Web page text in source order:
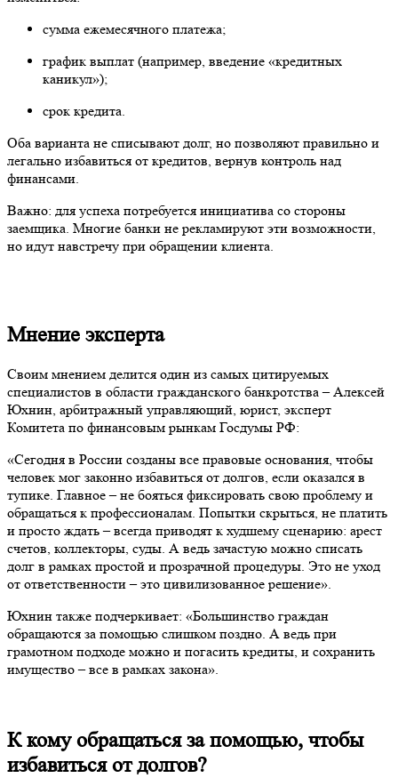
сумма ежемесячного платежа;
график выплат (например, введение «кредитных
каникул»);
срок кредита.
Оба варианта не списывают долг, но позволяют правильно и
легально избавиться от кредитов, вернув контроль над
финансами.
Важно: для успеха потребуется инициатива со стороны
заемщика. Многие банки не рекламируют эти возможности,
но идут навстречу при обращении клиента.
Мнение эксперта
Своим мнением делится один из самых цитируемых
специалистов в области гражданского банкротства – Алексей
Юхнин, арбитражный управляющий, юрист, эксперт
Комитета по финансовым рынкам Госдумы РФ:
«Сегодня в России созданы все правовые основания, чтобы
человек мог законно избавиться от долгов, если оказался в
тупике. Главное – не бояться фиксировать свою проблему и
обращаться к профессионалам. Попытки скрыться, не платить
и просто ждать – всегда приводят к худшему сценарию: арест
счетов, коллекторы, суды. А ведь зачастую можно списать
долг в рамках простой и прозрачной процедуры. Это не уход
от ответственности – это цивилизованное решение».
Юхнин также подчеркивает: «Большинство граждан
обращаются за помощью слишком поздно. А ведь при
грамотном подходе можно и погасить кредиты, и сохранить
имущество – все в рамках закона».
К кому обращаться за помощью, чтобы
избавиться от долгов?